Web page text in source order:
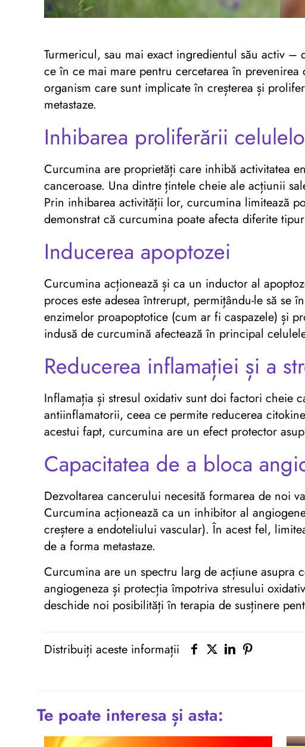
Turmericul, sau mai exact ingredientul său activ
ce în ce mai mare pentru cercetarea în
organism care sunt implicate în creșterea și
metastaze.
Inhibarea proliferării
Curcumina are proprietăți care inhibă activitatea
canceroase. Una dintre țintele cheie ale acțiunii
Prin inhibarea activității lor, curcumina limitează
demonstrat că curcumina poate afecta diferite
Inducerea apoptozei
Curcumina acționează și ca un inductor al
proces este adesea întrerupt, permițându-le să se
enzimelor proapoptotice (cum ar fi caspazele) și
indusă de curcumină afectează în principal
Reducerea inflamației și a
Inflamația și stresul oxidativ sunt doi factori cheie
antiinflamatorii, ceea ce permite reducerea
acestui fapt, curcumina are un efect protector
Capacitatea de a bloca
Dezvoltarea cancerului necesită formarea de noi
Curcumina acționează ca un inhibitor al
creștere a endoteliului vascular). În acest fel,
de a forma metastaze.
Curcumina are un spectru larg de acțiune asupra
angiogeneza și protecția împotriva stresului
deschide noi posibilități în terapia de susținere
Distribuiți aceste informații
Te poate interesa și asta: